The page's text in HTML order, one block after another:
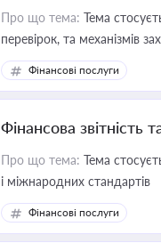
Про що тема: Тема
перевірок, та механізмів
Фінансові послуги
Фінансова
Про що тема: Тема
і міжнародних стандартів
Фінансові послуги